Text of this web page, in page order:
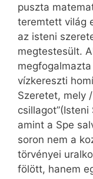
puszta
teremtett világ
az isteni
megtestesült.
vízkereszti
Szeretet, mely
csillagot”(Isteni
amint a Spe
soron nem a
törvényei
fölött, hanem